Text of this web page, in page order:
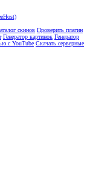
скинов Проверить плагин
Генератор картинок Генератор
с YouTube Скачать серверные